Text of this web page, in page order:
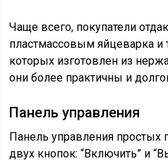
Чаще всего, покупатели
пластмассовым яйцеварка и
которых изготовлен из
они более практичны и
Панель управления
Панель управления простых
двух кнопок: “Включить” и